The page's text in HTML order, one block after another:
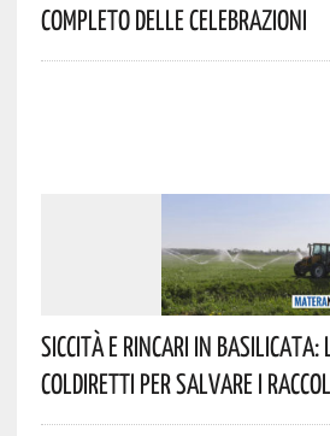
Completo Delle Celebrazioni
Siccità E Rincari In Basilicata:
Coldiretti Per Salvare I